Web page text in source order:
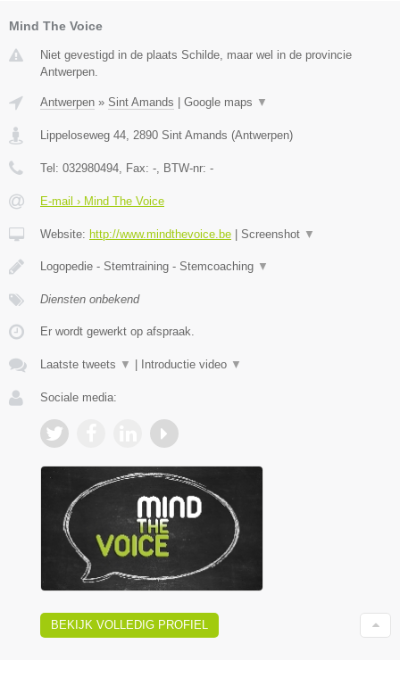
Mind The Voice
Niet gevestigd in de plaats Schilde, maar wel in de provincie
Antwerpen.
Antwerpen » Sint Amands | Google maps ▼
Lippeloseweg 44 2890 Sint Amands (Antwerpen)
Tel: 032980494 , Fax: - , BTW-nr: -
E-mail › Mind The Voice
Website: http://www.mindthevoice.be | Screenshot ▼
Logopedie - Stemtraining - Stemcoaching ▼
Diensten onbekend
Er wordt gewerkt op afspraak.
Laatste tweets ▼ | Introductie video ▼
Sociale media:
BEKIJK VOLLEDIG PROFIEL